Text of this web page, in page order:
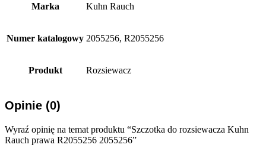
Marka Kuhn Rauch
Numer katalogowy 2055256, R2055256
Produkt Rozsiewacz
Opinie (0)
Wyraź opinię na temat produktu “Szczotka do rozsiewacza Kuhn
Rauch prawa R2055256 2055256”